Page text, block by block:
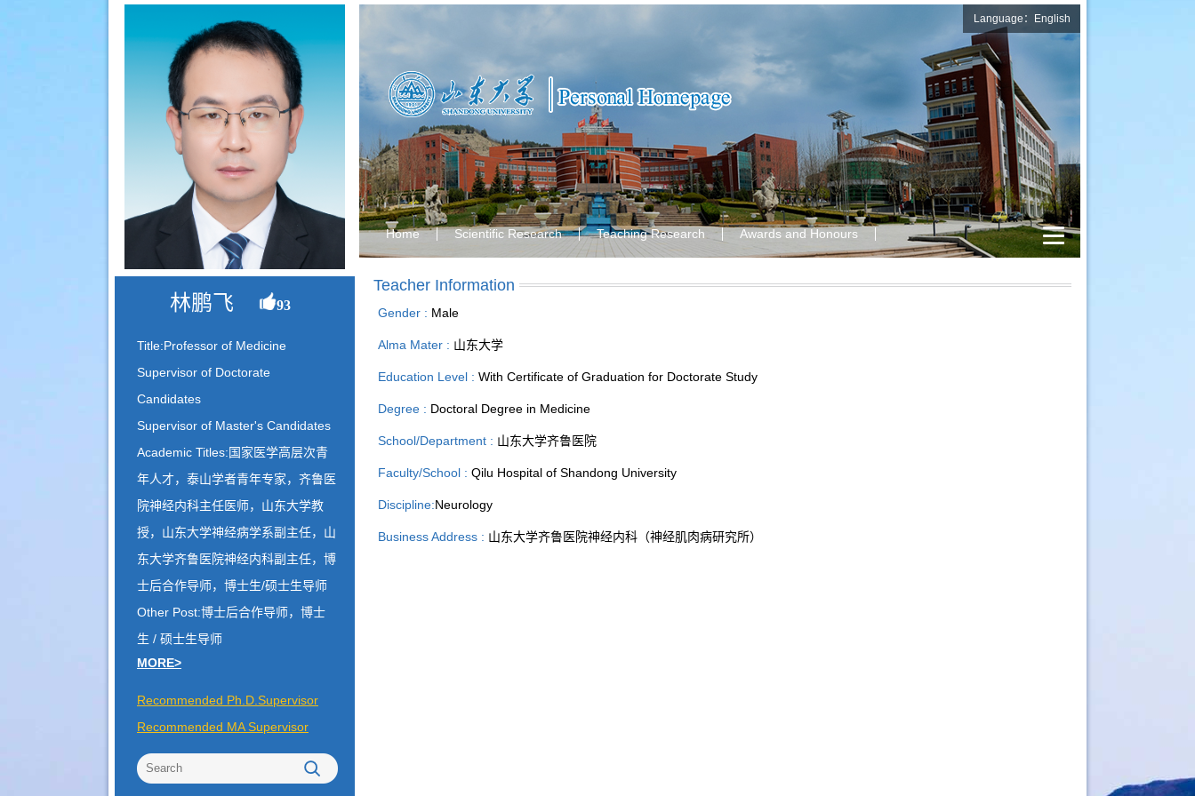
林鹏飞 93
Title:Professor of Medicine
Supervisor of Doctorate
Candidates
Supervisor of Master's Candidates
Academic Titles:国家医学高层次青
年人才，泰山学者青年专家，齐鲁医
院神经内科主任医师，山东大学教
授，山东大学神经病学系副主任，山
东大学齐鲁医院神经内科副主任，博
士后合作导师，博士生/硕士生导师
Other Post:博士后合作导师，博士
生 / 硕士生导师
MORE>
Recommended Ph.D.Supervisor
Recommended MA Supervisor
Language：English
Home Scientific Research Teaching Research Awards and Honours
Teacher Information
Gender : Male
Alma Mater : 山东大学
Education Level : With Certificate of Graduation for Doctorate Study
Degree : Doctoral Degree in Medicine
School/Department : 山东大学齐鲁医院
Faculty/School : Qilu Hospital of Shandong University
Discipline:Neurology
Business Address : 山东大学齐鲁医院神经内科（神经肌肉病研究所）